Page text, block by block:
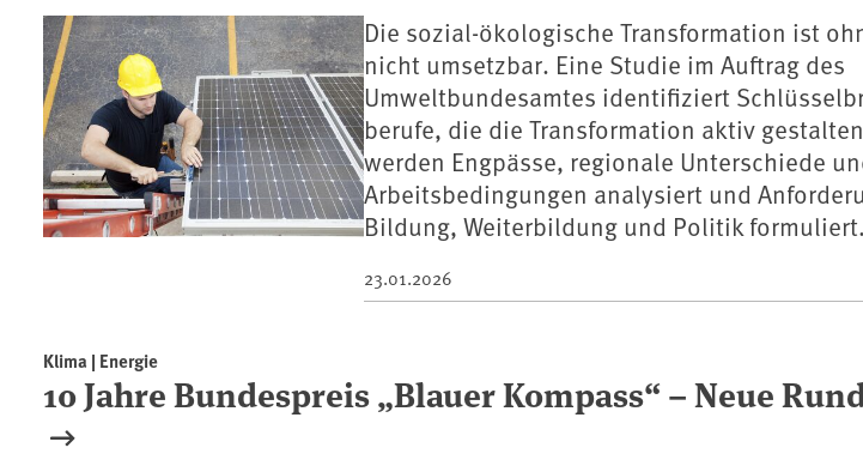
Die sozial-ökologische Transformation ist
nicht umsetzbar. Eine Studie im Auftrag des
Umweltbundesamtes identifiziert
berufe, die die Transformation aktiv
werden Engpässe, regionale Unterschiede
Arbeitsbedingungen analysiert und
Bildung, Weiterbildung und Politik formuliert.
23.01.2026
Klima | Energie
10 Jahre Bundespreis „Blauer Kompass“ – Neue